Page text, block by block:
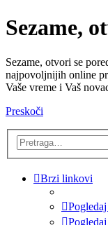
Sezame,
Sezame, otvori se
najpovoljnijih online
Vaše vreme i Vaš
Preskoči
Brzi linkovi